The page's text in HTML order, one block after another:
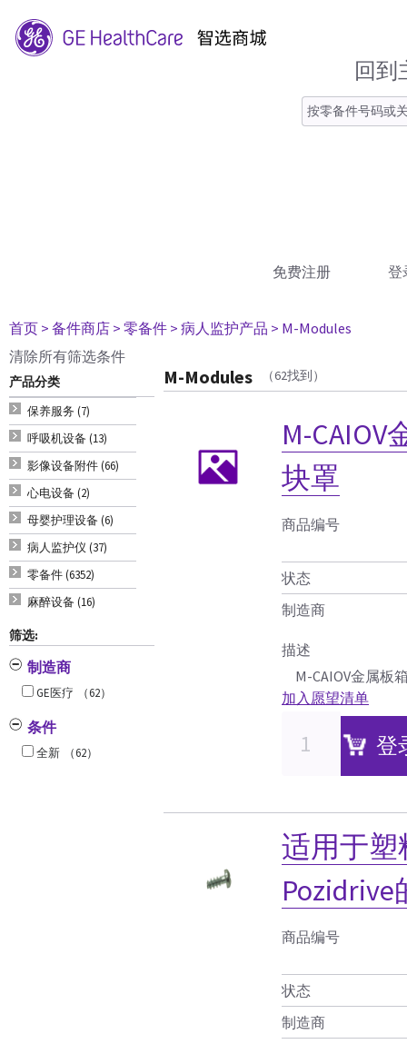
回到
免费注册 登
首页 > 备件商店 > 零备件 > 病人监护产品 > M-Modules
清除所有筛选条件
产品分类
保养服务 (7)
呼吸机设备 (13)
影像设备附件 (66)
心电设备 (2)
母婴护理设备 (6)
病人监护仪 (37)
零备件 (6352)
麻醉设备 (16)
筛选:
制造商
GE医疗 （62）
条件
全新 （62）
M-Modules （62找到）
M-
块罩
商品编号
状态
制造商
描述
M-CAIOV金属板
加入愿望清单
登
适用于塑
商品编号
状态
制造商